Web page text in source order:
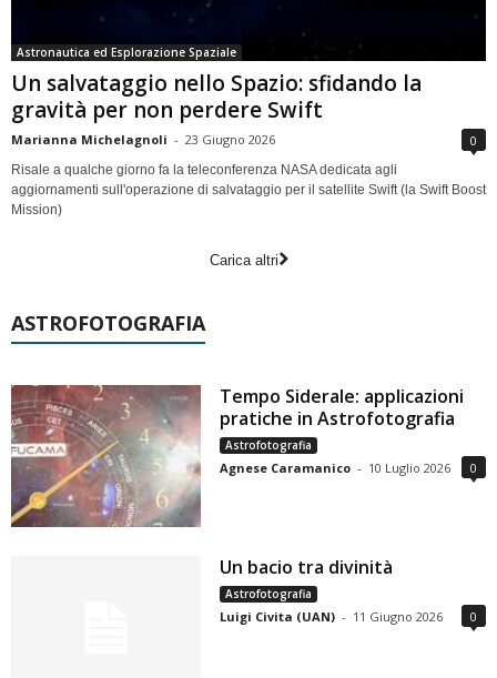
Astronautica ed Esplorazione Spaziale
Un salvataggio nello Spazio: sfidando la
gravità per non perdere Swift
Marianna Michelagnoli - 23 Giugno 2026 0
Risale a qualche giorno fa la teleconferenza NASA dedicata agli
aggiornamenti sull'operazione di salvataggio per il satellite Swift (la Swift Boost
Mission)
Carica altri
ASTROFOTOGRAFIA
Tempo Siderale: applicazioni
pratiche in Astrofotografia
Astrofotografia
Agnese Caramanico - 10 Luglio 2026 0
Un bacio tra divinità
Astrofotografia
Luigi Civita (UAN) - 11 Giugno 2026 0